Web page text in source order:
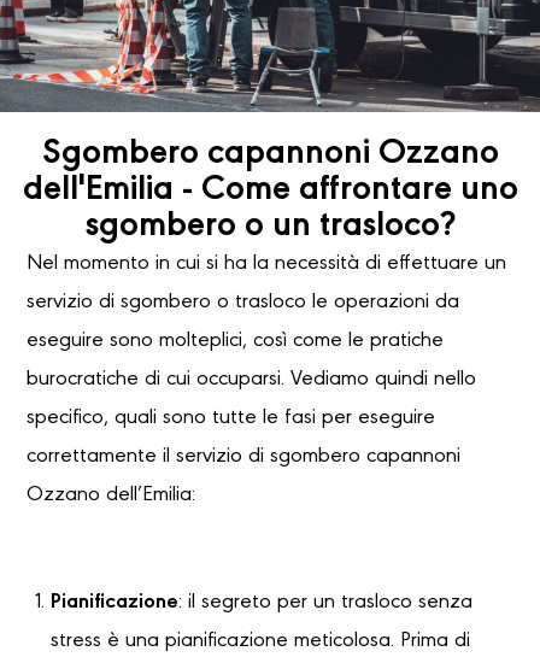
Sgombero capannoni Ozzano
dell'Emilia - Come affrontare uno
sgombero o un trasloco?
Nel momento in cui si ha la necessità di effettuare un
servizio di sgombero o trasloco le operazioni da
eseguire sono molteplici, così come le pratiche
burocratiche di cui occuparsi. Vediamo quindi nello
specifico, quali sono tutte le fasi per eseguire
correttamente il servizio di sgombero capannoni
Ozzano dell’Emilia:
Pianificazione: il segreto per un trasloco senza
stress è una pianificazione meticolosa. Prima di